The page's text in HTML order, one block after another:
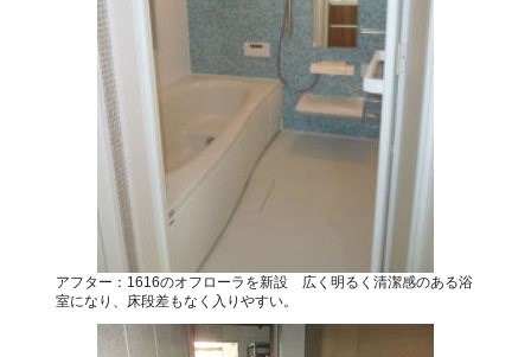
アフター：1616のオフローラを新設 広く明るく清潔感のある浴
室になり、床段差もなく入りやすい。